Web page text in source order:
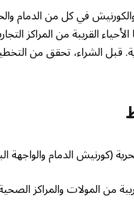
والكورنيش في كل من الدمام
القريبة من المراكز
قبل الشراء، تحقق من
(كورنيش الدمام
من المولات والمراكز